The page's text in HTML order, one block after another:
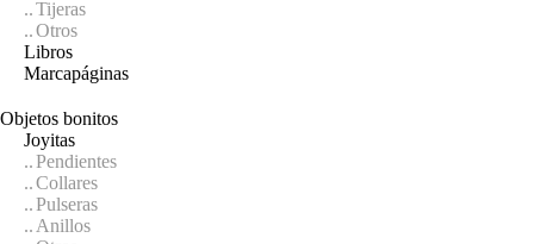
Tijeras
Otros
Libros
Marcapáginas
Objetos bonitos
Joyitas
Pendientes
Collares
Pulseras
Anillos